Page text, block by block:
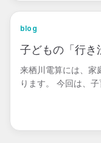
blog
子どもの「行き
来栖川電算には、家
ります。 今回は、子